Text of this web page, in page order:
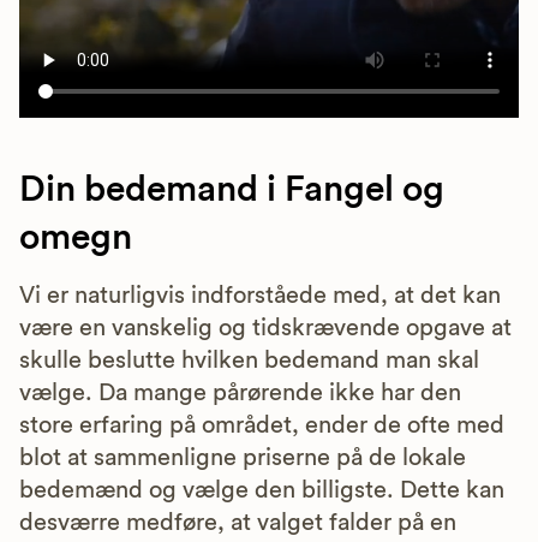
Din bedemand i Fangel og
omegn
Vi er naturligvis indforståede med, at det kan
være en vanskelig og tidskrævende opgave at
skulle beslutte hvilken bedemand man skal
vælge. Da mange pårørende ikke har den
store erfaring på området, ender de ofte med
blot at sammenligne priserne på de lokale
bedemænd og vælge den billigste. Dette kan
desværre medføre, at valget falder på en